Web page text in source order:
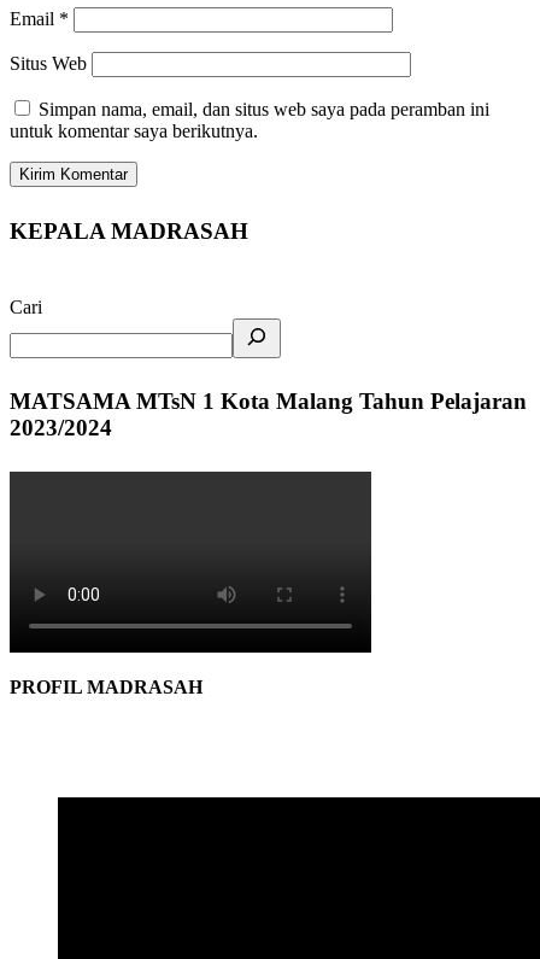
Email *
Situs Web
Simpan nama, email, dan situs web saya pada peramban ini
untuk komentar saya berikutnya.
KEPALA MADRASAH
Cari
MATSAMA MTsN 1 Kota Malang Tahun Pelajaran
2023/2024
PROFIL MADRASAH